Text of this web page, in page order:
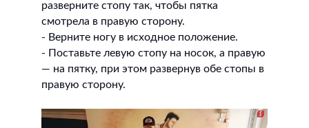
разверните стопу так, чтобы пятка
смотрела в правую сторону.
- Верните ногу в исходное положение.
- Поставьте левую стопу на носок, а правую
— на пятку, при этом развернув обе стопы в
правую сторону.